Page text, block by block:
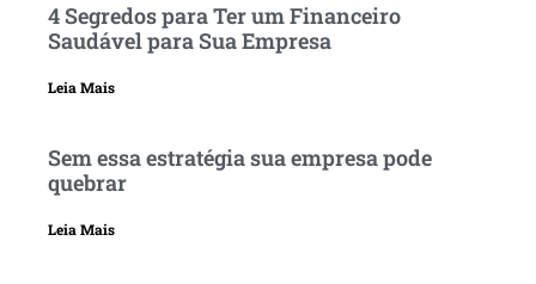
4 Segredos para Ter um Financeiro
Saudável para Sua Empresa
Leia Mais
Sem essa estratégia sua empresa pode
quebrar
Leia Mais